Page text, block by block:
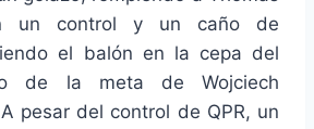
un control y un caño de
el balón en la cepa del
de la meta de Wojciech
A pesar del control de QPR, un